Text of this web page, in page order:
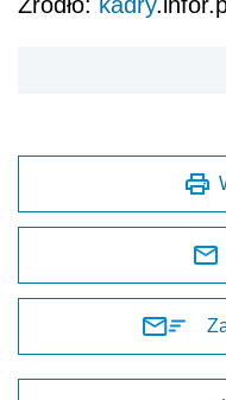
Źródło: kadry